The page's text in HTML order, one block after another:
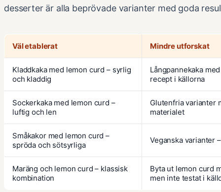
desserter är alla beprövade varianter med goda
Väl etablerat Mindre utforskat
Kladdkaka med lemon curd – syrlig
och kladdig
Långpannekaka
recept i källorna
Sockerkaka med lemon curd –
luftig och len
Glutenfria varianter
materialet
Småkakor med lemon curd –
spröda och sötsyrliga
Veganska varianter
Maräng och lemon curd – klassisk
kombination
Byta ut lemon curd
men inte testat i